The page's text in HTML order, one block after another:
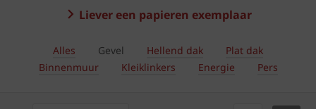
Liever een papieren exemplaar
Alles Gevel Hellend dak
Plat dak
Binnenmuur
Kleiklinkers Energie Pers